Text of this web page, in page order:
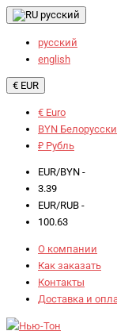
русский
русский
english
€ EUR
€ Euro
BYN
₽ Рубль
EUR/BYN -
3.39
EUR/RUB -
100.63
О компании
Как заказать
Контакты
Доставка и